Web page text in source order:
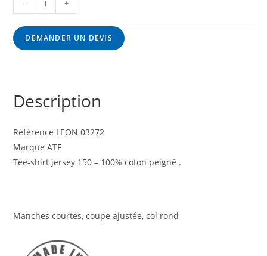
- +
DEMANDER UN DEVIS
Description
Référence LEON 03272
Marque ATF
Tee-shirt jersey 150 – 100% coton peigné .
Manches courtes, coupe ajustée, col rond